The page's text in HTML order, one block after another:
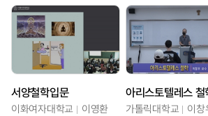
서양철학입문
이화여자대학교 이영환
아리스토텔레스 철
가톨릭대학교 이창